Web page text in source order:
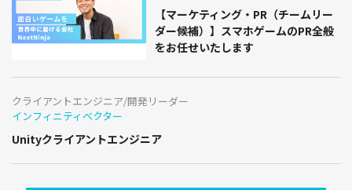
【マーケティング・PR（チームリー
ダー候補）】スマホゲームのPR全般
をお任せいたします
クライアントエンジニア/開発リーダー
インフィニティベクター
Unityクライアントエンジニア